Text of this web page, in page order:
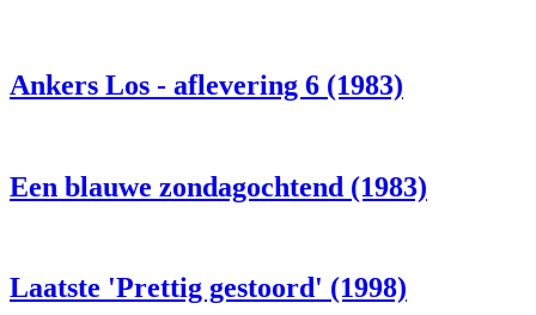
Ankers Los - aflevering 6 (1983)
Een blauwe zondagochtend (1983)
Laatste 'Prettig gestoord' (1998)